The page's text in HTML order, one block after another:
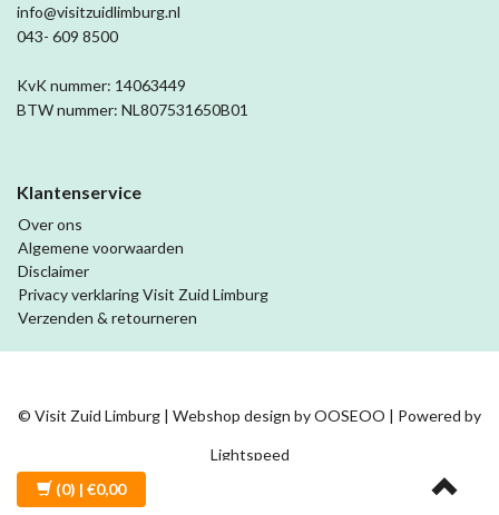
info@visitzuidlimburg.nl
043- 609 8500
KvK nummer: 14063449
BTW nummer: NL807531650B01
Klantenservice
Over ons
Algemene voorwaarden
Disclaimer
Privacy verklaring Visit Zuid Limburg
Verzenden & retourneren
© Visit Zuid Limburg | Webshop design byOOSEOO | Powered by
Lightspeed
(0) | €0,00